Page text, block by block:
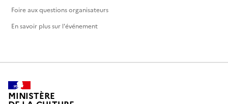
Foire aux questions organisateurs
En savoir plus sur l'événement
MINISTÈRE